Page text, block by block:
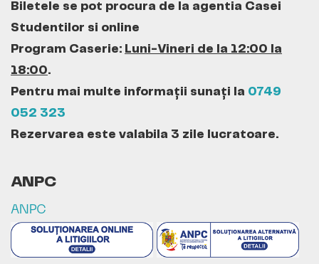
Biletele se pot procura de la agentia Casei
Studentilor si online
Program Caserie: Luni-Vineri de la 12:00 la
18:00.
Pentru mai multe informații sunați la 0749
052 323
Rezervarea este valabila 3 zile lucratoare.
ANPC
ANPC